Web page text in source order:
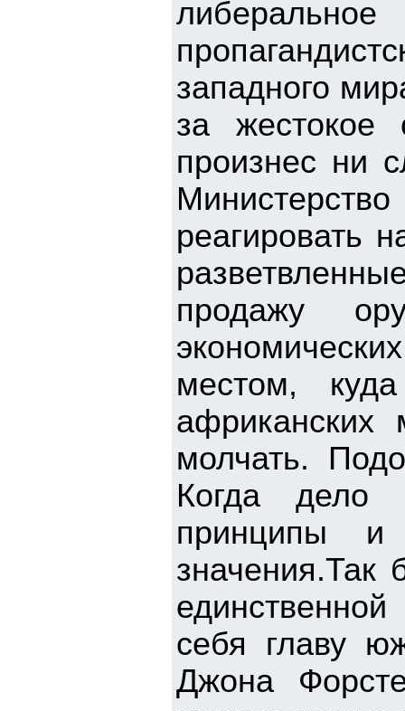
западного
за жестокое
произнес ни
реагировать
продажу
местом,
африканских
молчать.
Когда дело
принципы и
значения.Так
себя главу
Джона